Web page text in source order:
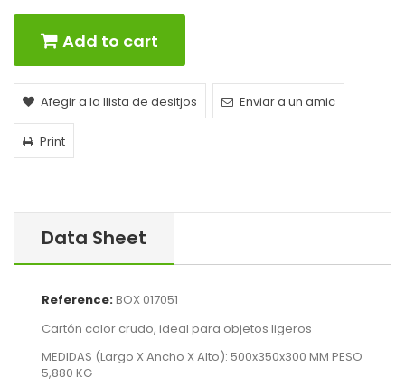
Add to cart
Afegir a la llista de desitjos Enviar a un amic
Print
Data Sheet
Reference:BOX 017051
Cartón color crudo, ideal para objetos ligeros
MEDIDAS (Largo X Ancho X Alto): 500x350x300 MM PESO
5,880 KG